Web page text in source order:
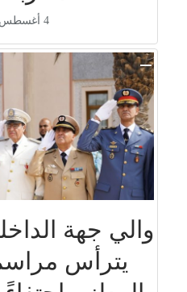
4 أغسطس 2026
والي جهة
يترأس